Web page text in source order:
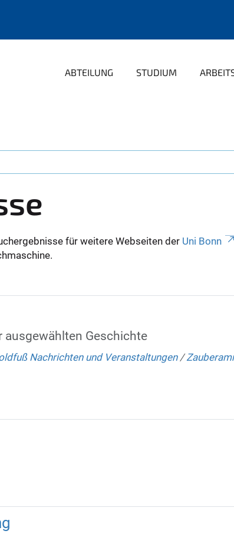
ABTEILUNG STUDIUM
für weitere Webseiten der Uni Bonn
Geschichte
Nachrichten und Veranstaltungen /